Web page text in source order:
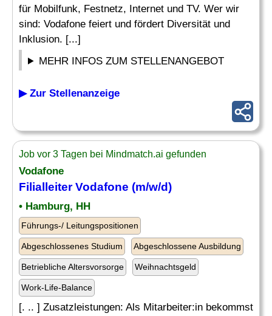
für Mobilfunk, Festnetz, Internet und TV. Wer wir
sind: Vodafone feiert und fördert Diversität und
Inklusion. [...]
MEHR INFOS ZUM STELLENANGEBOT
▶ Zur Stellenanzeige
Job vor 3 Tagen bei Mindmatch.ai gefunden
Vodafone
Filialleiter Vodafone (m/w/d)
• Hamburg, HH
Führungs-/ Leitungspositionen
Abgeschlossenes Studium Abgeschlossene Ausbildung
Betriebliche Altersvorsorge Weihnachtsgeld
Work-Life-Balance
[. .. ] Zusatzleistungen: Als Mitarbeiter:in bekommst